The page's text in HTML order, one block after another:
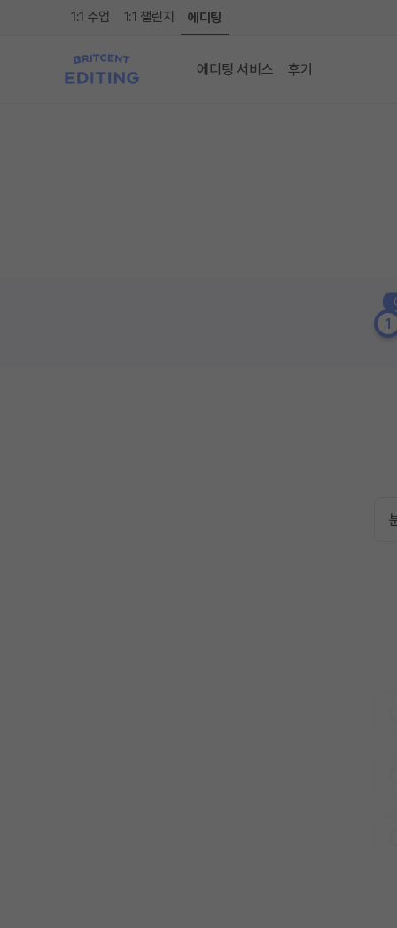
1:1 수업 1:1 챌린지 에디팅
에디팅 서비스 후기
1